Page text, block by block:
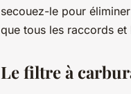
secouez-le pour
que tous les raccords
Le filtre à